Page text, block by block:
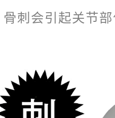
刺会引起关节